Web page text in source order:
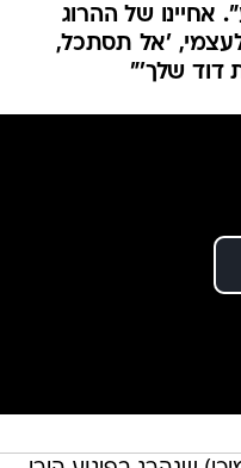
אחיינו של ההרוג
'אל תסתכל,
דוד שלך'"